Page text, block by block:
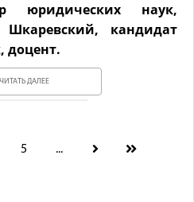
юридических наук,
Шкаревский, кандидат
доцент.
ЧИТАТЬ ДАЛЕЕ
5 ...